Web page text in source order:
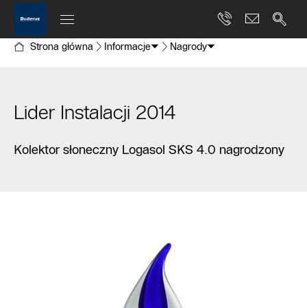
Strona główna Informacje Nagrody
Lider Instalacji 2014
Kolektor słoneczny Logasol SKS 4.0 nagrodzony